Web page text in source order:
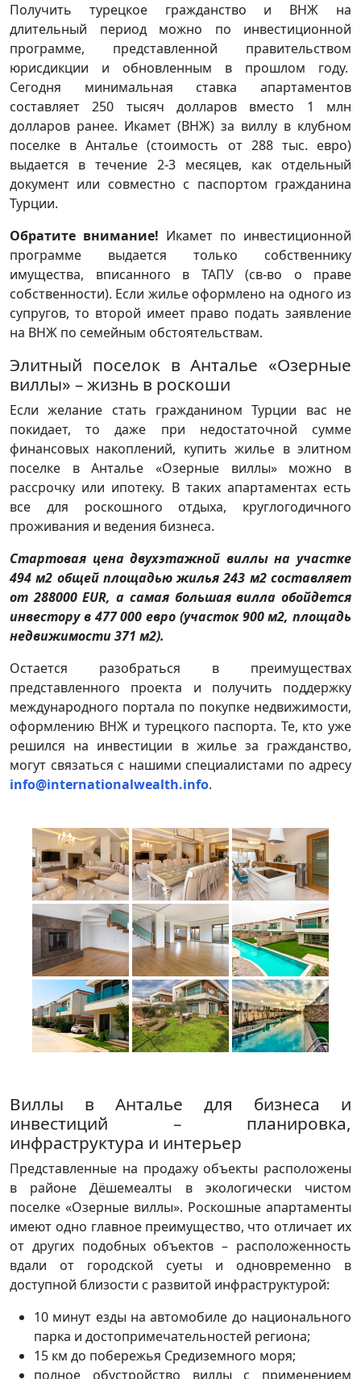
Получить турецкое гражданство и ВНЖ на
длительный период можно по инвестиционной
программе, представленной правительством
юрисдикции и обновленным в прошлом году.
Сегодня минимальная ставка апартаментов
составляет 250 тысяч долларов вместо 1 млн
долларов ранее. Икамет (ВНЖ) за виллу в клубном
поселке в Анталье (стоимость от 288 тыс. евро)
выдается в течение 2-3 месяцев, как отдельный
документ или совместно с паспортом гражданина
Турции.
Обратите внимание! Икамет по инвестиционной
программе выдается только собственнику
имущества, вписанного в ТАПУ (св-во о праве
собственности). Если жилье оформлено на одного из
супругов, то второй имеет право подать заявление
на ВНЖ по семейным обстоятельствам.
Элитный поселок в Анталье «Озерные
виллы» – жизнь в роскоши
Если желание стать гражданином Турции вас не
покидает, то даже при недостаточной сумме
финансовых накоплений, купить жилье в элитном
поселке в Анталье «Озерные виллы» можно в
рассрочку или ипотеку. В таких апартаментах есть
все для роскошного отдыха, круглогодичного
проживания и ведения бизнеса.
Стартовая цена двухэтажной виллы на участке
494 м2 общей площадью жилья 243 м2 составляет
от 288000 EUR, а самая большая вилла обойдется
инвестору в 477 000 евро (участок 900 м2, площадь
недвижимости 371 м2).
Остается разобраться в преимуществах
представленного проекта и получить поддержку
международного портала по покупке недвижимости,
оформлению ВНЖ и турецкого паспорта. Те, кто уже
решился на инвестиции в жилье за гражданство,
могут связаться с нашими специалистами по адресу
info@internationalwealth.info.
Виллы в Анталье для бизнеса и
инвестиций – планировка,
инфраструктура и интерьер
Представленные на продажу объекты расположены
в районе Дёшемеалты в экологически чистом
поселке «Озерные виллы». Роскошные апартаменты
имеют одно главное преимущество, что отличает их
от других подобных объектов – расположенность
вдали от городской суеты и одновременно в
доступной близости с развитой инфраструктурой:
10 минут езды на автомобиле до национального
парка и достопримечательностей региона;
15 км до побережья Средиземного моря;
полное обустройство виллы с применением